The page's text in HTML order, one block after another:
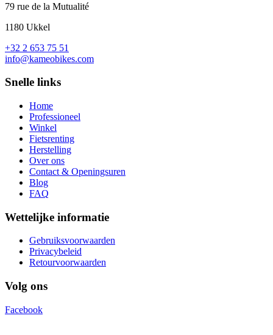
79 rue de la Mutualité
1180 Ukkel
+32 2 653 75 51
info@kameobikes.com
Snelle links
Home
Professioneel
Winkel
Fietsrenting
Herstelling
Over ons
Contact & Openingsuren
Blog
FAQ
Wettelijke informatie
Gebruiksvoorwaarden
Privacybeleid
Retourvoorwaarden
Volg ons
Facebook